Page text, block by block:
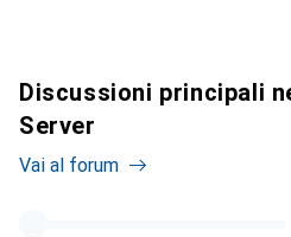
Discussioni principali
Server
Vai al forum